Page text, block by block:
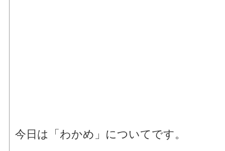
今日は「わかめ」についてです。